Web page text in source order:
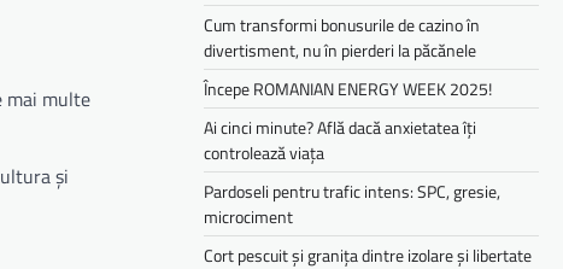
mai multe
și
Cum transformi bonusurile de cazino în
divertisment, nu în pierderi la păcănele
Începe ROMANIAN ENERGY WEEK 2025!
Ai cinci minute? Află dacă anxietatea îți
controlează viața
Pardoseli pentru trafic intens: SPC, gresie,
microciment
Cort pescuit și granița dintre izolare și libertate